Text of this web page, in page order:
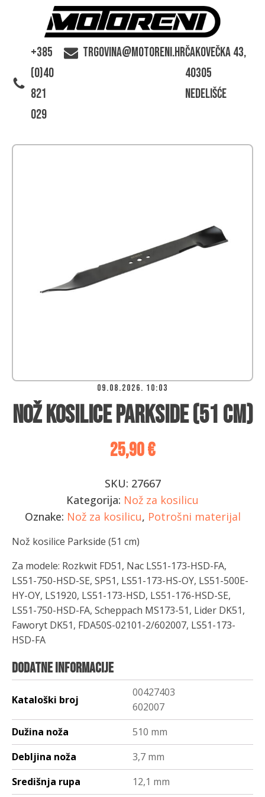
+385
(0)40
821
029
trgovina@motoreni.hrČakovečka 43,
40305
Nedelišće
09.08.2026. 10:03
Nož kosilice Parkside (51 cm)
25,90€
SKU: 27667
Kategorija: Nož za kosilicu
Oznake: Nož za kosilicu, Potrošni materijal
Nož kosilice Parkside (51 cm)
Za modele: Rozkwit FD51, Nac LS51-173-HSD-FA,
LS51-750-HSD-SE, SP51, LS51-173-HS-OY, LS51-500E-
HY-OY, LS1920, LS51-173-HSD, LS51-176-HSD-SE,
LS51-750-HSD-FA, Scheppach MS173-51, Lider DK51,
Faworyt DK51, FDA50S-02101-2/602007, LS51-173-
HSD-FA
Dodatne informacije
Kataloški broj
00427403
602007
Dužina noža
510 mm
Debljina noža
3,7 mm
Središnja rupa
12,1 mm